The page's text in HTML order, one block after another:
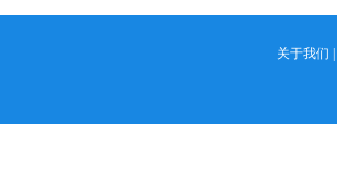
关于我们